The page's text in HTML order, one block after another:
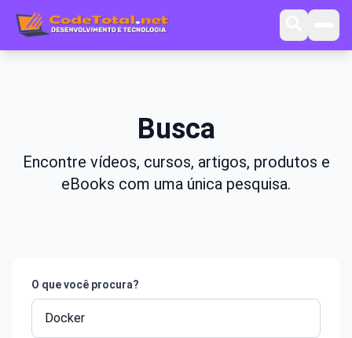
Busca
Encontre vídeos, cursos, artigos, produtos e
eBooks com uma única pesquisa.
O que você procura?